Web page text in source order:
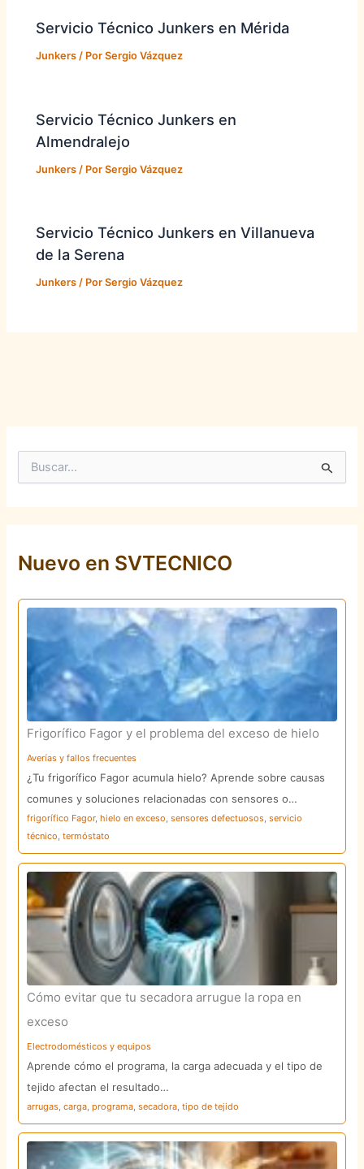
Servicio Técnico Junkers en Mérida
Junkers / PorSergio Vázquez
Servicio Técnico Junkers en
Almendralejo
Junkers / PorSergio Vázquez
Servicio Técnico Junkers en Villanueva
de la Serena
Junkers / PorSergio Vázquez
p
o
:
Nuevo en SVTECNICO
Frigorífico Fagor y el problema del exceso de hielo
Averías y fallos frecuentes
¿Tu frigorífico Fagor acumula hielo? Aprende sobre causas
comunes y soluciones relacionadas con sensores o…
frigorífico Fagor,hielo en exceso ,sensores defectuosos ,servicio
técnico ,termóstato
Cómo evitar que tu secadora arrugue la ropa en
exceso
Electrodomésticos y equipos
Aprende cómo el programa, la carga adecuada y el tipo de
tejido afectan el resultado…
arrugas ,carga ,programa ,secadora ,tipo de tejido